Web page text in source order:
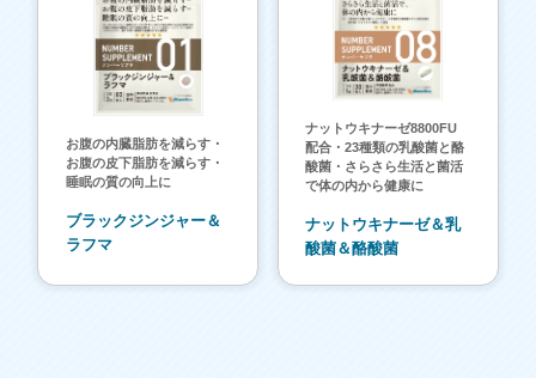
お腹の内臓脂肪を減らす・
お腹の皮下脂肪を減らす・
睡眠の質の向上に
ブラックジンジャー＆
ラフマ
ナットウキナーゼ8800FU
配合・23種類の乳酸菌と酪
酸菌・さらさら生活と菌活
で体の内から健康に
ナットウキナーゼ＆乳
酸菌＆酪酸菌